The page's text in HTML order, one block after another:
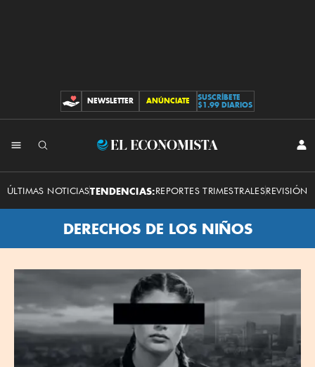
CONTRIBUCIONES
NEWSLETTER ANÚNCIATE
SUSCRÍBETE
$1.99 DIARIOS
El
Economista
ÚLTIMAS NOTICIASTENDENCIAS:REPORTES TRIMESTRALESREVISIÓN
DERECHOS DE LOS NIÑOS